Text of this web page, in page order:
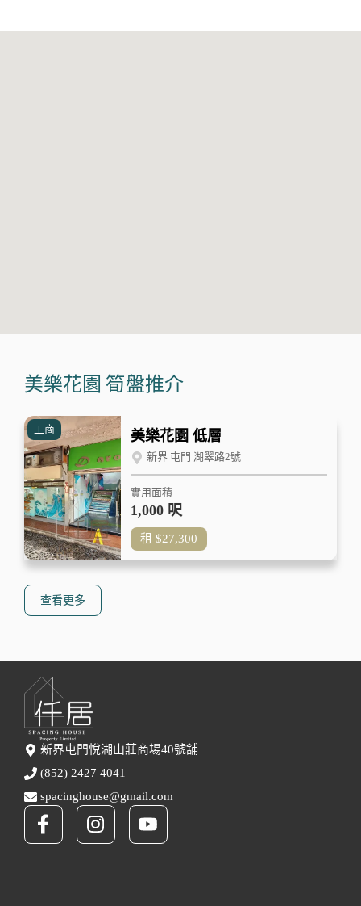
美樂花園 筍盤推介
查看更多
工商 美樂花園 低層
新界 屯門 湖翠路2號
實用面積
1,000 呎
租 $27,300
新界屯門悅湖山莊商場40號舖
(852) 2427 4041
spacinghouse@gmail.com